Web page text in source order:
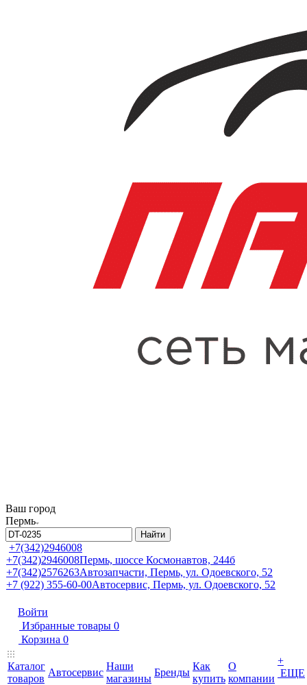
Ваш город
Пермь
Найти
+7(342)2946008
+7(342)2946008Пермь, шоссе Космонавтов, 244б
+7(342)2576263Автозапчасти, Пермь, ул. Одоевского, 52
+7 (922) 355-60-00Автосервис, Пермь, ул. Одоевского, 52
Войти
Избранные товары 0
Корзина 0
Каталог
товаров
Автосервис
Наши
магазины
Бренды
Как
купить
О
компании
+
ЕЩЕ